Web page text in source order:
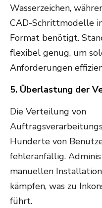
Wasserzeichen,
CAD-Schrittmodelle
Format benötigt.
flexibel genug, um
Anforderungen
5. Überlastung der
Die Verteilung von
Hunderte von
fehleranfällig.
manuellen
kämpfen, was zu
führt.